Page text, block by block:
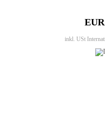
inkl. USt